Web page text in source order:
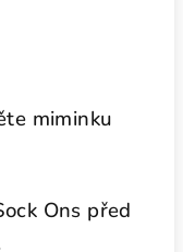
miminku
Ons před